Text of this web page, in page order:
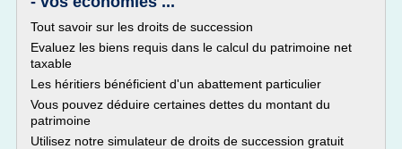
Tout savoir sur les droits de succession
Evaluez les biens requis dans le calcul du patrimoine net
taxable
Les héritiers bénéficient d'un abattement particulier
Vous pouvez déduire certaines dettes du montant du
patrimoine
Utilisez notre simulateur de droits de succession gratuit